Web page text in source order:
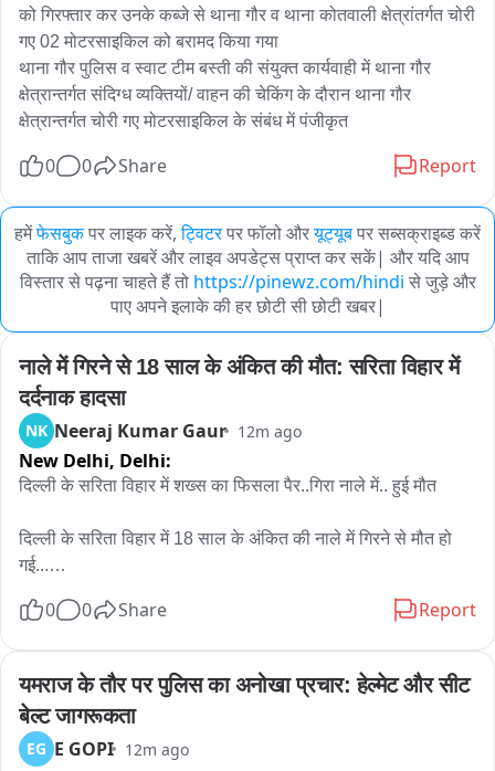
को गिरफ्तार कर उनके कब्जे से थाना गौर व थाना कोतवाली क्षेत्रांतर्गत चोरी
गए 02 मोटरसाइकिल को बरामद किया गया
थाना गौर पुलिस व स्वाट टीम बस्ती की संयुक्त कार्यवाही में थाना गौर
क्षेत्रान्तर्गत संदिग्ध व्यक्तियों/ वाहन की चेकिंग के दौरान थाना गौर
क्षेत्रान्तर्गत चोरी गए मोटरसाइकिल के संबंध में पंजीकृत
0 0 Share Report
हमेंफेसबुकपर लाइक करें, ट्विटरपर फॉलो औरयूट्यूबपर सब्सक्राइब्ड करें
ताकि आप ताजा खबरें और लाइव अपडेट्स प्राप्त कर सकें| और यदि आप
विस्तार से पढ़ना चाहते हैं तो https://pinewz.com/hindi से जुड़े और
पाए अपने इलाके की हर छोटी सी छोटी खबर|
नाले में गिरने से 18 साल के अंकित की मौत: सरिता विहार में
दर्दनाक हादसा
NK Neeraj Kumar Gaur 12m ago
New Delhi, Delhi:
दिल्ली के सरिता विहार में शख्स का फिसला पैर..गिरा नाले में.. हुई मौत
दिल्ली के सरिता विहार में 18 साल के अंकित की नाले में गिरने से मौत हो
गई...
जा रहा था..तभी नाले की पुलिया को क्रोस करने के बाद.. पानी का फ्लो
वो नाले में पानी के बहाव के साथ बह गया..
0 0 Share Report
यमराज के तौर पर पुलिस का अनोखा प्रचार: हेल्मेट और सीट
बेल्ट जागरूकता
EG E GOPI 12m ago